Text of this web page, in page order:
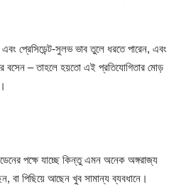
প্রেসিডেন্ট-সুলভ ভাব তুলে ধরতে পারেন, এবং
বসেন – তাহলে হয়তো এই প্রতিযোগিতার মোড়
পক্ষে যাচ্ছে কিন্তু এমন অনেক অঙ্গরাজ্য
বা পিছিয়ে আছেন খুব সামান্য ব্যবধানে।